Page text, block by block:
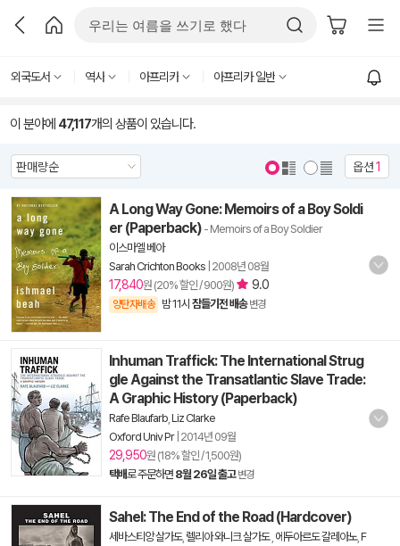
외국도서 역사 아프리카 아프리카 일반
이 분야에 47,117개의 상품이 있습니다.
옵션1
A Long Way Gone: Memoirs of a Boy Soldi
er (Paperback) - Memoirs of a Boy Soldier
이스마엘 베아
Sarah Crichton Books 2008년 08월
17,840원 (20% 할인 / 900원) 9.0
양탄자배송 밤 11시 잠들기전 배송 변경
Inhuman Traffick: The International Strug
gle Against the Transatlantic Slave Trade:
A Graphic History (Paperback)
Rafe Blaufarb Liz Clarke
Oxford Univ Pr| 2014년 09월
29,950원 (18% 할인 / 1,500원)
택배로 주문하면 8월 26일 출고 변경
Sahel: The End of the Road (Hardcover)
세바스티앙 살가도, 렐리아 와니크 살가도, 에두아르도 갈레아노, F